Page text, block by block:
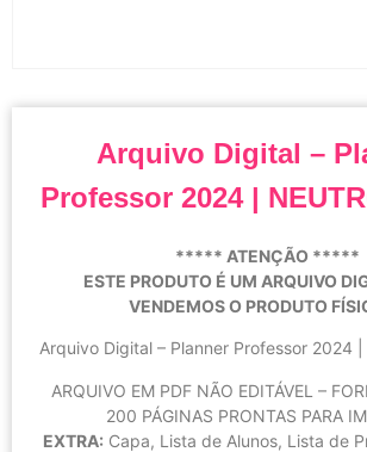
Arquivo Digital –
Professor 2024 |
***** ATENÇÃO *****
ESTE PRODUTO É UM ARQUIVO
VENDEMOS O PRODUTO
Arquivo Digital – Planner Professor 2024 |
ARQUIVO EM PDF NÃO EDITÁVEL –
200 PÁGINAS PRONTAS PARA
EXTRA: Capa, Lista de Alunos, Lista de